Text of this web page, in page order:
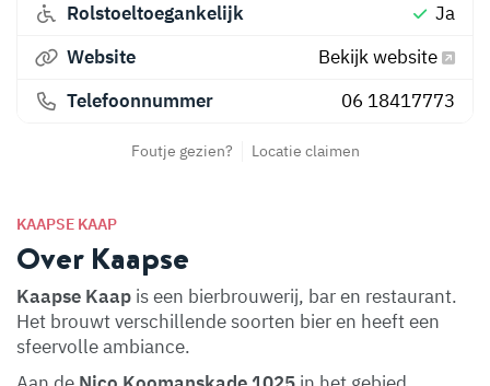
KAAPSE KAAP
Over Kaapse
Kaapse Kaap is een bierbrouwerij, bar en restaurant.
Het brouwt verschillende soorten bier en heeft een
sfeervolle ambiance.
Rolstoeltoegankelijk
Ja
Website
Bekijk website
Telefoonnummer
06 18417773
Foutje gezien? Locatie claimen